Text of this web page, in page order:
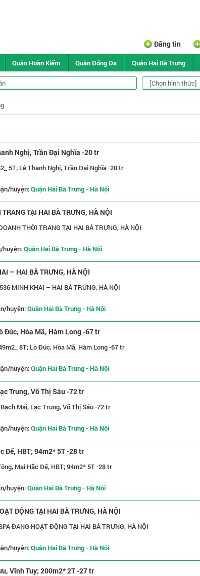
Đăng tin
Quận Hoàn Kiếm Quận Đống Đa Quận Hai Bà Trưng
Nghị, Trần Đại Nghĩa -20 tr
5T; Lê Thanh Nghị, Trần Đại Nghĩa -20 tr
huyện:Quận Hai Bà Trưng - Hà Nội
TẠI HAI BÀ TRƯNG, HÀ NỘI
THỜI TRANG TẠI HAI BÀ TRƯNG, HÀ NỘI
huyện:Quận Hai Bà Trưng - Hà Nội
– HAI BÀ TRƯNG, HÀ NỘI
MINH KHAI – HAI BÀ TRƯNG, HÀ NỘI
huyện:Quận Hai Bà Trưng - Hà Nội
Đúc, Hòa Mã, Hàm Long -67 tr
8T; Lò Đúc, Hòa Mã, Hàm Long -67 tr
huyện:Quận Hai Bà Trưng - Hà Nội
Trung, Võ Thị Sáu -72 tr
Mai, Lạc Trung, Võ Thị Sáu -72 tr
huyện:Quận Hai Bà Trưng - Hà Nội
Đế, HBT; 94m2* 5T -28 tr
Mai Hắc Đế, HBT; 94m2* 5T -28 tr
huyện:Quận Hai Bà Trưng - Hà Nội
ĐỘNG TẠI HAI BÀ TRƯNG, HÀ NỘI
ĐANG HOẠT ĐỘNG TẠI HAI BÀ TRƯNG, HÀ NỘI
huyện:Quận Hai Bà Trưng - Hà Nội
Vĩnh Tuy; 200m2* 2T -27 tr